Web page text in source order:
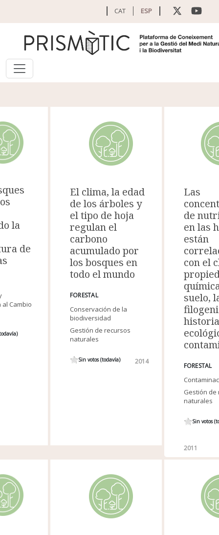
CAT ESP
la
de
Cambio
El clima, la edad
de los árboles y
el tipo de hoja
regulan el
carbono
acumulado por
los bosques en
todo el mundo
FORESTAL
Conservación de la
biodiversidad
Gestión de recursos
naturales
Sin votos (todavía) 2014
Las
de
en las
están
con el
suelo,
historia
FORESTAL
Gestión de
naturales
Sin votos
2011